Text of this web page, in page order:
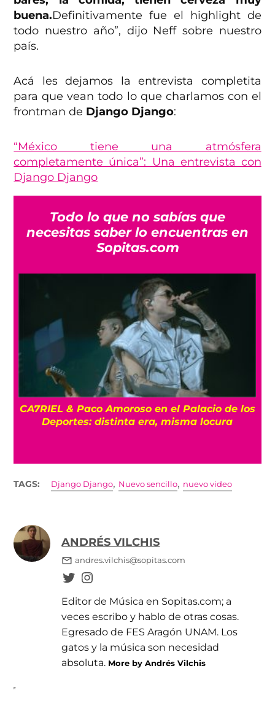
buena.Definitivamente fue el highlight de
todo nuestro año”, dijo Neff sobre nuestro
país.
Acá les dejamos la entrevista completita
para que vean todo lo que charlamos con el
frontman de Django Django:
“México tiene una atmósfera
completamente única”: Una entrevista con
Django Django
Todo lo que no sabías que
necesitas saber lo encuentras en
Sopitas.com
CA7RIEL & Paco Amoroso en el Palacio de los
Deportes: distinta era, misma locura
TAGS: Django Django, Nuevo sencillo, nuevo video
ANDRÉS VILCHIS
andres.vilchis@sopitas.com
Editor de Música en Sopitas.com; a
veces escribo y hablo de otras cosas.
Egresado de FES Aragón UNAM. Los
gatos y la música son necesidad
absoluta. More by Andrés Vilchis